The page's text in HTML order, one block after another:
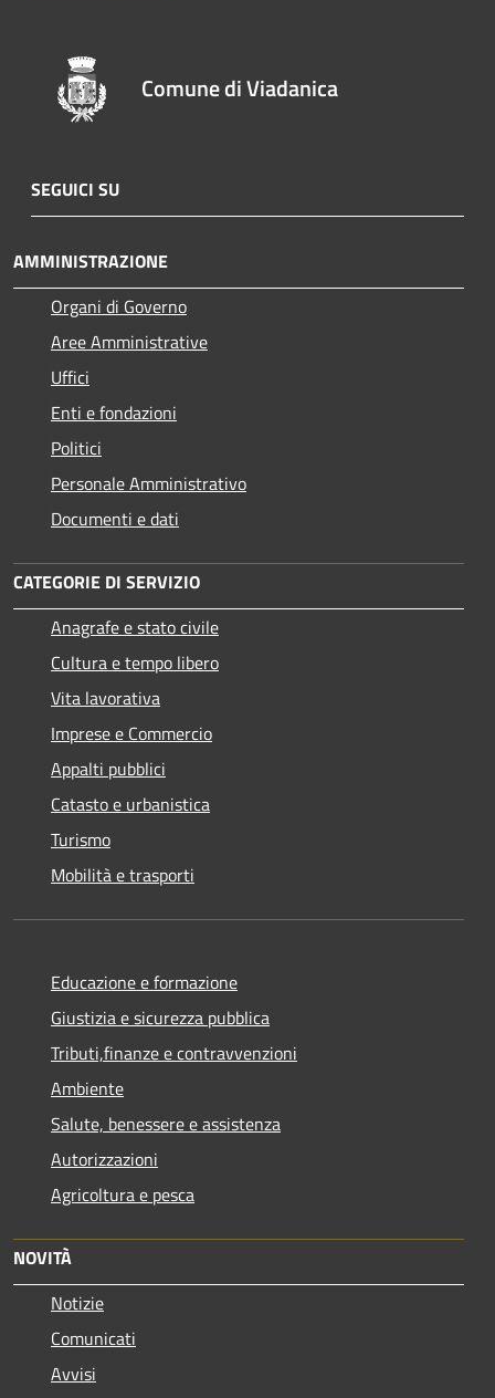
Comune di Viadanica
SEGUICI SU
AMMINISTRAZIONE
Organi di Governo
Aree Amministrative
Uffici
Enti e fondazioni
Politici
Personale Amministrativo
Documenti e dati
CATEGORIE DI SERVIZIO
Anagrafe e stato civile
Cultura e tempo libero
Vita lavorativa
Imprese e Commercio
Appalti pubblici
Catasto e urbanistica
Turismo
Mobilità e trasporti
Educazione e formazione
Giustizia e sicurezza pubblica
Tributi,finanze e contravvenzioni
Ambiente
Salute, benessere e assistenza
Autorizzazioni
Agricoltura e pesca
NOVITÀ
Notizie
Comunicati
Avvisi